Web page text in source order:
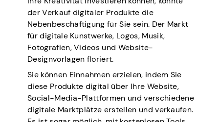
der Verkauf digitaler Produkte die
Nebenbeschäftigung für Sie sein. Der Markt
für digitale Kunstwerke, Logos, Musik,
Fotografien, Videos und Website-
Designvorlagen floriert.
Sie können Einnahmen erzielen, indem Sie
diese Produkte digital über Ihre Website,
Social-Media-Plattformen und verschiedene
digitale Marktplätze erstellen und verkaufen.